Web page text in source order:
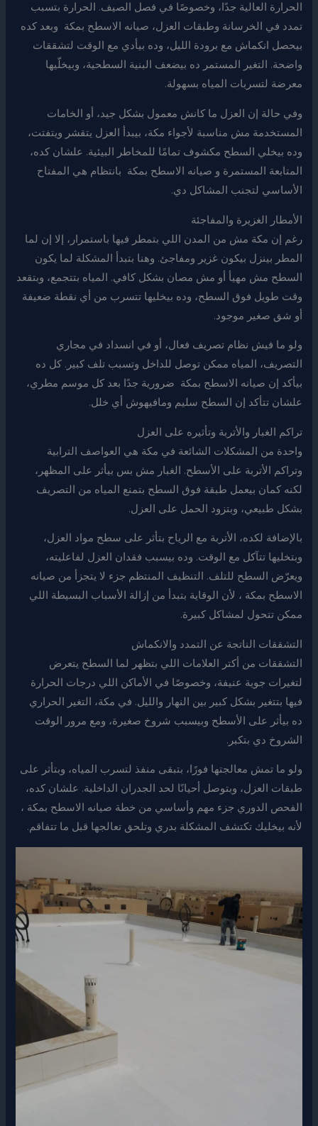
الحرارة العالية جدًا، وخصوصًا في فصل الصيف. الحرارة بتسبب
تمدد في الخرسانة وطبقات العزل، صيانه الاسطح بمكة وبعد كده
بيحصل انكماش مع برودة الليل، وده بيأدي مع الوقت لتشققات
واضحة. التغير المستمر ده بيضعف البنية السطحية، وبيخلّيها
معرضة لتسربات المياه بسهولة.
وفي حالة إن العزل ما كانش معمول بشكل جيد، أو الخامات
المستخدمة مش مناسبة لأجواء مكة، بيبدأ العزل يتقشر ويتفتت،
وده بيخلي السطح مكشوف تمامًا للمخاطر البيئية. علشان كده،
المتابعة المستمرة و صيانه الاسطح بمكة بانتظام هي المفتاح
الأساسي لتجنب المشاكل دي.
الأمطار الغزيرة والمفاجئة
رغم إن مكة مش من المدن اللي بتمطر فيها باستمرار، إلا إن لما
المطر بينزل بيكون غزير ومفاجئ. وهنا بتبدأ المشكلة لما يكون
السطح مش مهيأ أو مش مصان بشكل كافي. المياه بتتجمع، وبتقعد
وقت طويل فوق السطح، وده بيخليها تتسرب من أي نقطة ضعيفة
أو شق صغير موجود.
ولو ما فيش نظام تصريف فعال، أو في انسداد في مجاري
التصريف، المياه ممكن توصل للداخل وتسبب تلف كبير. كل ده
بيأكد إن صيانه الاسطح بمكة ضرورية جدًا بعد كل موسم مطري،
علشان تتأكد إن السطح سليم ومافيهوش أي خلل.
تراكم الغبار والأتربة وتأثيره على العزل
واحدة من المشكلات الشائعة في مكة هي العواصف الترابية
وتراكم الأتربة على الأسطح. الغبار مش بس بيأثر على المظهر،
لكنه كمان بيعمل طبقة فوق السطح بتمنع المياه من التصريف
بشكل طبيعي، وبتزود الحمل على العزل.
بالإضافة لكده، الأتربة مع الرياح بتأثر على سطح مواد العزل،
وبتخليها تتآكل مع الوقت. وده بيسبب فقدان العزل لفاعليته،
ويعرّض السطح للتلف. التنظيف المنتظم جزء لا يتجزأ من صيانه
الاسطح بمكة ، لأن الوقاية بتبدأ من إزالة الأسباب البسيطة اللي
ممكن تتحول لمشاكل كبيرة.
التشققات الناتجة عن التمدد والانكماش
التشققات من أكتر العلامات اللي بتظهر لما السطح يتعرض
لتغيرات جوية عنيفة، وخصوصًا في الأماكن اللي درجات الحرارة
فيها بتتغير بشكل كبير بين النهار والليل. في مكة، التغير الحراري
ده بيأثر على الأسطح وبيسبب شروخ صغيرة، ومع مرور الوقت
الشروخ دي بتكبر.
ولو ما تمش معالجتها فورًا، بتبقى منفذ لتسرب المياه، وبتأثر على
طبقات العزل، وبتوصل أحيانًا لحد الجدران الداخلية. علشان كده،
الفحص الدوري جزء مهم وأساسي من خطة صيانه الاسطح بمكة ،
لأنه بيخليك تكتشف المشكلة بدري وتلحق تعالجها قبل ما تتفاقم.